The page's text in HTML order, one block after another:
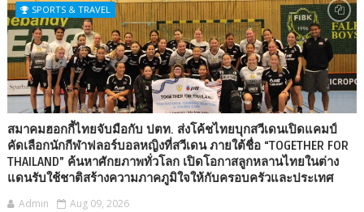
SPORTS & TRAVEL
สมาคมฮอกกี้ไทยจับมือกับ​ ปตท.​ ส่งโค้ชไทยบุกสวีเดนเปิดแคมป์
คัดเลือกนักกีฬาฟลอร์บอลหญิงที่สวีเดน ภายใต้ชื่อ “TOGETHER FOR
THAILAND” ค้นหาศักยภาพทั่วโลก เปิดโอกาสลูกหลานไทยในต่าง
แดนรับใช้ชาติสร้างความภาคภูมิใจให้กับครอบครัวและประเทศ
Admin Aug 09, 2026